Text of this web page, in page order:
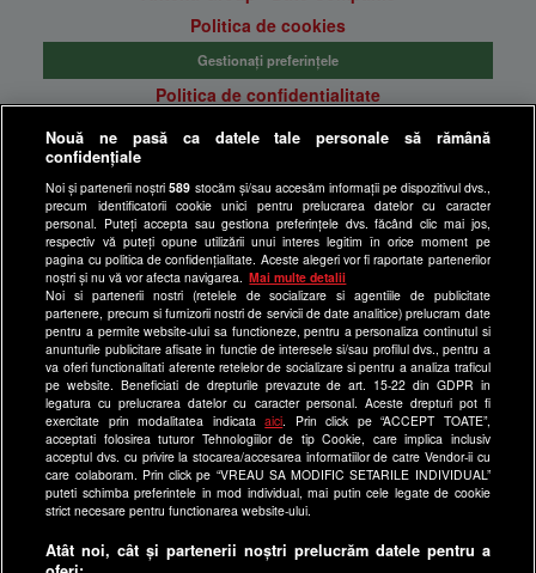
Politica de cookies
Gestionați preferințele
Politica de confidentialitate
Anunturi gratuite pe Lajumate.ro
Program Happy Channel
Echipa editorială
Site-uri Antena Group
a1.ro
antenastars.ro
as.ro
catine.ro
chefi.ro
deparinti.ro
medicool.ro
spynews.ro
Nouă ne pasă ca datele tale personale să rămână
confidențiale
Noi și partenerii noștri589 stocăm și/sau accesăm informații pe dispozitivul dvs.,
precum identificatorii cookie unici pentru prelucrarea datelor cu caracter
personal. Puteți accepta sau gestiona preferințele dvs. făcând clic mai jos,
respectiv vă puteți opune utilizării unui interes legitim în orice moment pe
pagina cu politica de confidențialitate. Aceste alegeri vor fi raportate partenerilor
noștri și nu vă vor afecta navigarea.
Mai multe detalii
Noi si partenerii nostri (retelele de socializare si agentiile de publicitate
partenere, precum si furnizorii nostri de servicii de date analitice) prelucram date
pentru a permite website-ului sa functioneze, pentru a personaliza continutul si
anunturile publicitare afisate in functie de interesele si/sau profilul dvs., pentru a
va oferi functionalitati aferente retelelor de socializare si pentru a analiza traficul
pe website. Beneficiati de drepturile prevazute de art. 15-22 din GDPR in
legatura cu prelucrarea datelor cu caracter personal. Aceste drepturi pot fi
exercitate prin modalitatea indicataaici . Prin click pe “ACCEPT TOATE”,
acceptati folosirea tuturor Tehnologiilor de tip Cookie, care implica inclusiv
acceptul dvs. cu privire la stocarea/accesarea informatiilor de catre Vendor-ii cu
care colaboram. Prin click pe “VREAU SA MODIFIC SETARILE INDIVIDUAL”
puteti schimba preferintele in mod individual, mai putin cele legate de cookie
strict necesare pentru functionarea website-ului.
Atât noi, cât și partenerii noștri prelucrăm datele pentru a